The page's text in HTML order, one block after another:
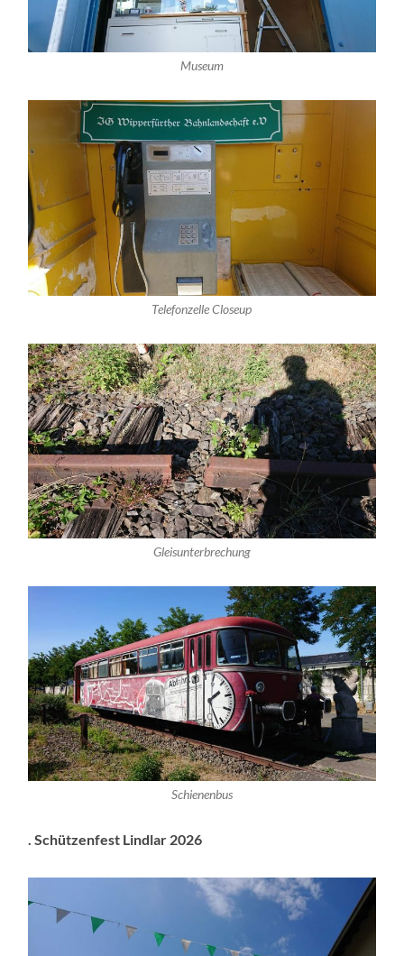
Museum
Telefonzelle Closeup
Gleisunterbrechung
Schienenbus
. Schützenfest Lindlar 2026